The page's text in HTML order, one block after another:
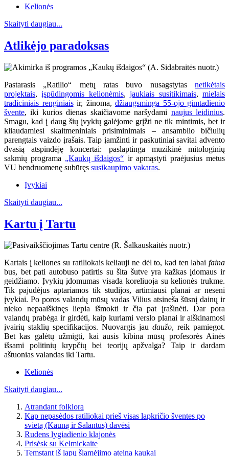
Kelionės
Skaityti daugiau...
Atlikėjo paradoksas
Pastarasis „Ratilio“ metų ratas buvo nusagstytas netikėtais
projektais,įspūdingomis kelionėmis,jaukiais susitikimais,mielais
tradiciniais renginiaisir, žinoma, džiaugsminga 55-ojo gimtadienio
švente, iki kurios dienas skaičiavome naršydami naujus leidinius.
Smagu, kad į daug šių įvykių galėjome grįžti ne tik mintimis, bet ir
kliaudamiesi skaitmeniniais prisiminimais – ansamblio bičiulių
parengtais vaizdo įrašais. Taip įamžinti ir paskutiniai savitai advento
dvasią atspindėję koncertai: paslaptinga muzikinė mitologinių
sakmių programa „Kaukų išdaigos“ ir apmąstyti praėjusius metus
VU bendruomenę subūręs susikaupimo vakaras.
Įvykiai
Skaityti daugiau...
Kartu į Tartu
Kartais į keliones su ratiliokais keliauji ne dėl to, kad ten labai faina
bus, bet pati autobuso patirtis su šita šutve yra kažkas įdomaus ir
geidžiamo. Įvykių įdomumas visada koreliuoja su kelionės trukme.
Tik pajudėjus aptariamos tik studijos, artimiausi planai ar neseni
įvykiai. Po poros valandų mūsų vadas Vilius atsineša šūsnį dainų ir
nieko nepaaiškinęs liepia išmokti ir čia pat įrašinėti. Dar pora
valandų prabėga ir girdėti, kaip kuriami verslo planai ir aiškinamosi
įvairių staklių specifikacijos. Nuovargis jau daužo, reik pamiegot.
Bet kas galėtų užmigti, kai ausis kibina mūsų profesorės Ainės
išsami politinių krypčių bei teorijų apžvalga? Taip ir dardam
aštuonias valandas iki Tartu.
Kelionės
Skaityti daugiau...
Atrandant folklorą
Kap nepasėdos ratiliokai prieš visas lapkričio šventes po
svietą (Kauną ir Salantus) davėsi
Rudens lygiadienio klajonės
Prisėsk su Kelmickaite
Temstant iš lapų šlamėjimo ateina kaukai